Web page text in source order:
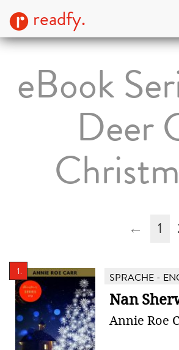
readfy.
eBook
Deer
← 1
1. SPRACHE -
Nan
Annie Roe